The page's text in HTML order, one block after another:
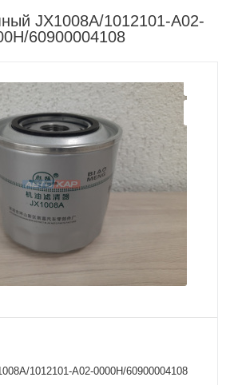
JX1008A/1012101-A02-
60900004108
1012101-A02-0000H/60900004108